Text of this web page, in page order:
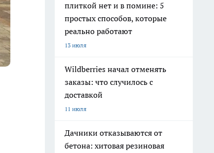
плиткой нет и в помине: 5
простых способов, которые
реально работают
13 июля
Wildberries начал отменять
заказы: что случилось с
доставкой
11 июля
Дачники отказываются от
бетона: хитовая резиновая